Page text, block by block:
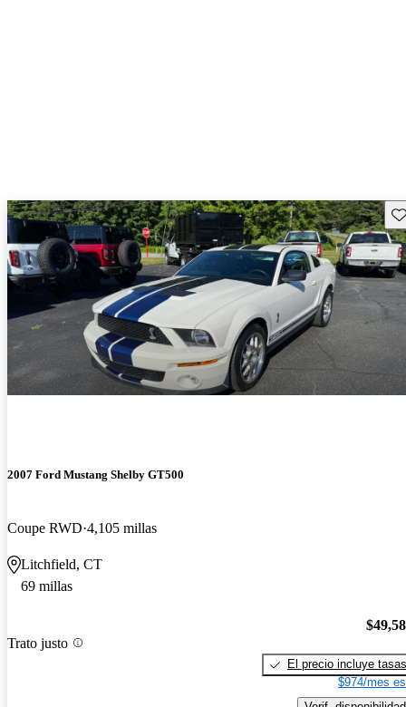
2007 Ford Mustang Shelby GT500
Coupe RWD 4,105 millas
Litchfield, CT
69 millas
Trato justo
El precio incluye tasas
$974/mes